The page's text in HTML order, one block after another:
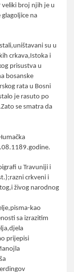
veliki broj njih je u
na
su u
crkava,Istoka i
prisustva u
bosanske
rata u Bosni
je rasuto po
se smatra da
u Travuniji i
crkveni i
živog narodnog
kao
sa izrazitim
prijepisi